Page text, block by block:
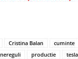
Cristina Balan cuminte
nereguli productie tesla